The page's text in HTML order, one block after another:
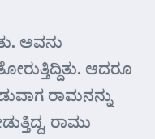
ಅವನು
ಆದರೂ
ರಾಮನನ್ನು
ರಾಮು